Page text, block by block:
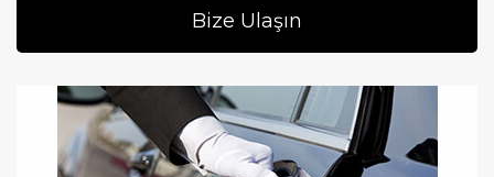
Bize Ulaşın